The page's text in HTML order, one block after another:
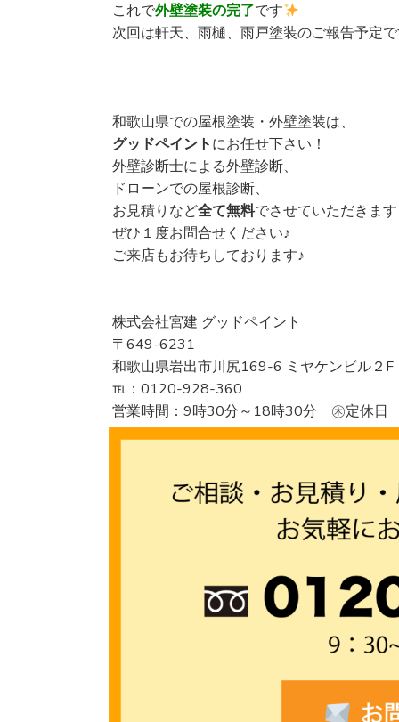
これで外壁塗装の完了です
次回は軒天、雨樋、雨戸塗装のご報告予定
和歌山県での屋根塗装・外壁塗装は、
グッドペイントにお任せ下さい！
外壁診断士による外壁診断、
ドローンでの屋根診断、
お見積りなど全て無料でさせていただきま
ぜひ１度お問合せください♪
ご来店もお待ちしております♪
株式会社宮建 グッドペイント
〒649-6231
和歌山県岩出市川尻169-6 ミヤケンビル２F
℡：0120-928-360
営業時間：9時30分～18時30分 ㊍定休日